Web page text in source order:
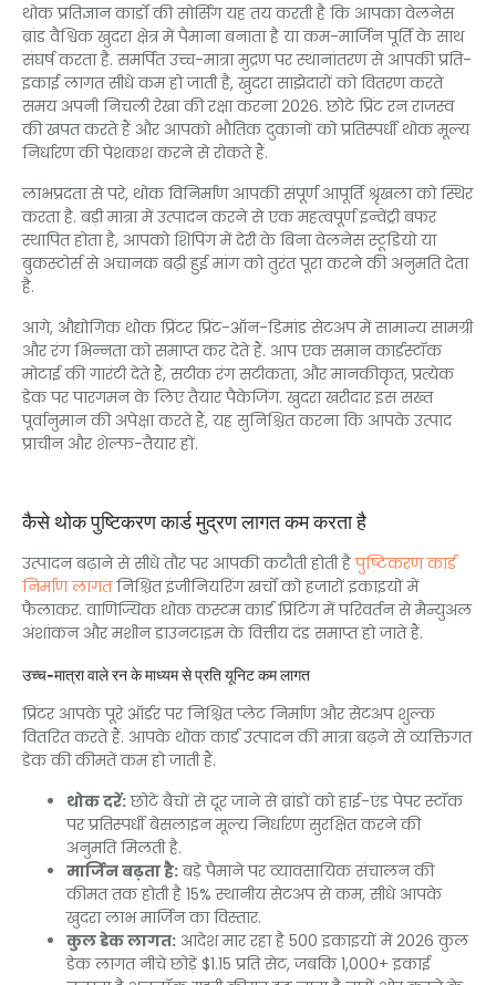
थोक प्रतिज्ञान कार्डों की सोर्सिंग यह तय करती है कि आपका वेलनेस
ब्रांड वैश्विक खुदरा क्षेत्र में पैमाना बनाता है या कम-मार्जिन पूर्ति के साथ
संघर्ष करता है. समर्पित उच्च-मात्रा मुद्रण पर स्थानांतरण से आपकी प्रति-
इकाई लागत सीधे कम हो जाती है, खुदरा साझेदारों को वितरण करते
समय अपनी निचली रेखा की रक्षा करना 2026. छोटे प्रिंट रन राजस्व
की खपत करते हैं और आपको भौतिक दुकानों को प्रतिस्पर्धी थोक मूल्य
निर्धारण की पेशकश करने से रोकते हैं.
लाभप्रदता से परे, थोक विनिर्माण आपकी संपूर्ण आपूर्ति श्रृंखला को स्थिर
करता है. बड़ी मात्रा में उत्पादन करने से एक महत्वपूर्ण इन्वेंट्री बफर
स्थापित होता है, आपको शिपिंग में देरी के बिना वेलनेस स्टूडियो या
बुकस्टोर्स से अचानक बढ़ी हुई मांग को तुरंत पूरा करने की अनुमति देता
है.
आगे, औद्योगिक थोक प्रिंटर प्रिंट-ऑन-डिमांड सेटअप में सामान्य सामग्री
और रंग भिन्नता को समाप्त कर देते हैं. आप एक समान कार्डस्टॉक
मोटाई की गारंटी देते हैं, सटीक रंग सटीकता, और मानकीकृत, प्रत्येक
डेक पर पारगमन के लिए तैयार पैकेजिंग. खुदरा खरीदार इस सख्त
पूर्वानुमान की अपेक्षा करते हैं, यह सुनिश्चित करना कि आपके उत्पाद
प्राचीन और शेल्फ-तैयार हों.
कैसे थोक पुष्टिकरण कार्ड मुद्रण लागत कम करता है
उत्पादन बढ़ाने से सीधे तौर पर आपकी कटौती होती हैपुष्टिकरण कार्ड
निर्माण लागतनिश्चित इंजीनियरिंग खर्चों को हजारों इकाइयों में
फैलाकर. वाणिज्यिक थोक कस्टम कार्ड प्रिंटिंग में परिवर्तन से मैन्युअल
अंशांकन और मशीन डाउनटाइम के वित्तीय दंड समाप्त हो जाते हैं.
उच्च-मात्रा वाले रन के माध्यम से प्रति यूनिट कम लागत
प्रिंटर आपके पूरे ऑर्डर पर निश्चित प्लेट निर्माण और सेटअप शुल्क
वितरित करते हैं. आपके थोक कार्ड उत्पादन की मात्रा बढ़ने से व्यक्तिगत
डेक की कीमतें कम हो जाती हैं.
थोक दरें:छोटे बैचों से दूर जाने से ब्रांडों को हाई-एंड पेपर स्टॉक
पर प्रतिस्पर्धी बेसलाइन मूल्य निर्धारण सुरक्षित करने की
अनुमति मिलती है.
मार्जिन बढ़ता है:बड़े पैमाने पर व्यावसायिक संचालन की
कीमत तक होती है 15% स्थानीय सेटअप से कम, सीधे आपके
खुदरा लाभ मार्जिन का विस्तार.
कुल डेक लागत: आदेश मार रहा है 500 इकाइयों में 2026 कुल
डेक लागत नीचे छोड़ें $1.15 प्रति सेट, जबकि 1,000+ इकाई